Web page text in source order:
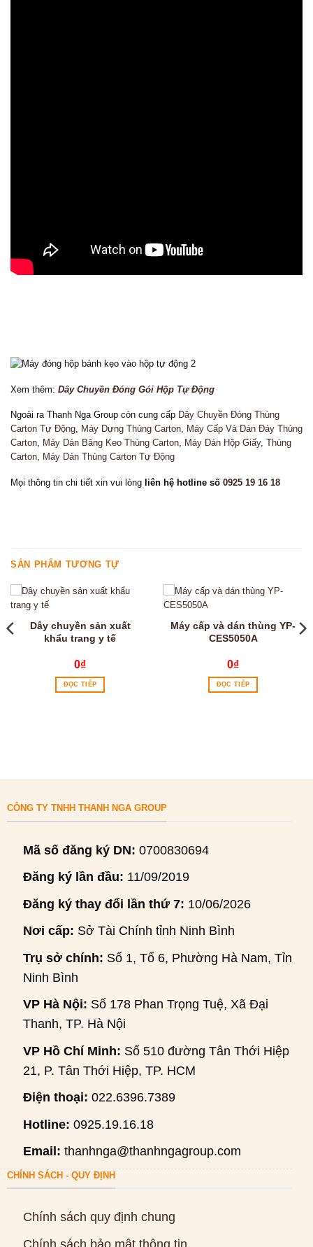
Xem thêm: Dây Chuyền Đóng Gói Hộp Tự Động
Ngoài ra Thanh Nga Group còn cung cấp Dây Chuyền Đóng Thùng
Carton Tự Động, Máy Dựng Thùng Carton, Máy Cấp Và Dán Đáy Thùng
Carton, Máy Dán Băng Keo Thùng Carton, Máy Dán Hộp Giấy, Thùng
Carton, Máy Dán Thùng Carton Tự Động
Mọi thông tin chi tiết xin vui lòng liên hệ hotline số 0925 19 16 18
SẢN PHẨM TƯƠNG TỰ
Dây chuyền sản xuất
khẩu trang y tế
0₫
ĐỌC TIẾP
Máy cấp và dán thùng YP-
CES5050A
0₫
ĐỌC TIẾP
CÔNG TY TNHH THANH NGA GROUP
Mã số đăng ký DN: 0700830694
Đăng ký lần đầu: 11/09/2019
Đăng ký thay đổi lần thứ 7: 10/06/2026
Nơi cấp: Sở Tài Chính tỉnh Ninh Bình
Trụ sở chính: Số 1, Tổ 6, Phường Hà Nam, Tỉnh
Ninh Bình
VP Hà Nội: Số 178 Phan Trọng Tuệ, Xã Đại
Thanh, TP. Hà Nội
VP Hồ Chí Minh: Số 510 đường Tân Thới Hiệp
21, P. Tân Thới Hiệp, TP. HCM
Điện thoại: 022.6396.7389
Hotline: 0925.19.16.18
Email: thanhnga@thanhngagroup.com
CHÍNH SÁCH - QUY ĐỊNH
Chính sách quy định chung
Chính sách bảo mật thông tin